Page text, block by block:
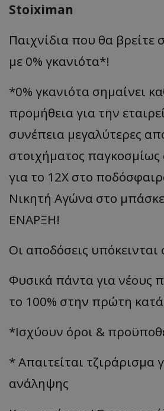
Stoiximan
Παιχνίδια που θα βρείτε
με 0% γκανιότα*!
*0% γκανιότα σημαίνει
προμήθεια για την
συνέπεια μεγαλύτερες
στοιχήματος παγκοσμίως
για το 12Χ στο
Νικητή Αγώνα στο
ΕΝΑΡΞΗ!
Οι αποδόσεις υπόκεινται
Φυσικά πάντα για νέους
το 100% στην πρώτη
*Ισχύουν όροι &
* Απαιτείται τζιράρισμα
ανάληψης